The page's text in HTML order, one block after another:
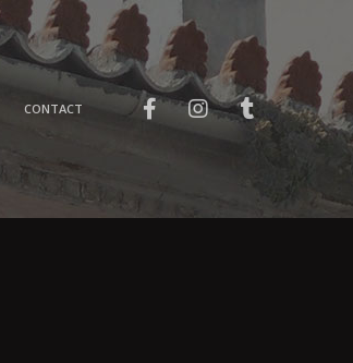
CONTACT